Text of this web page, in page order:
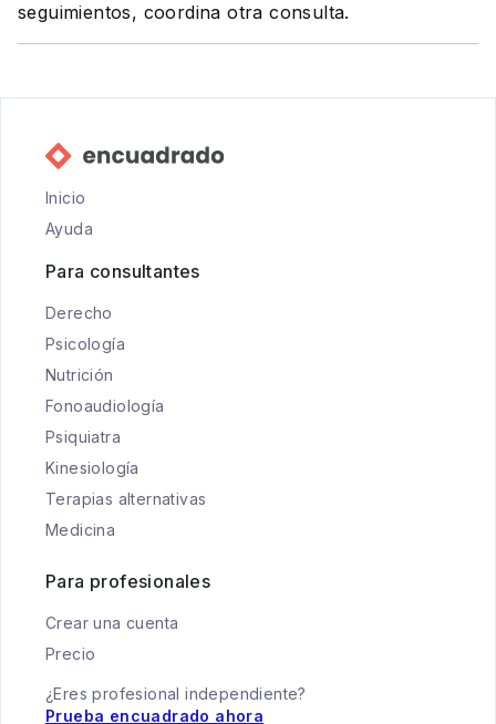
seguimientos, coordina otra consulta.
Inicio
Ayuda
Para consultantes
Derecho
Psicología
Nutrición
Fonoaudiología
Psiquiatra
Kinesiología
Terapias alternativas
Medicina
Para profesionales
Crear una cuenta
Precio
¿Eres profesional independiente?
Prueba encuadrado ahora